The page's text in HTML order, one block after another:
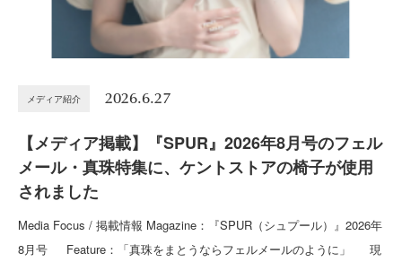
メディア紹介 2026.6.27
【メディア掲載】『SPUR』2026年8月号のフェル
メール・真珠特集に、ケントストアの椅子が使用
されました
Media Focus / 掲載情報 Magazine：『SPUR（シュプール）』2026年
8月号 Feature：「真珠をまとうならフェルメールのように」 現